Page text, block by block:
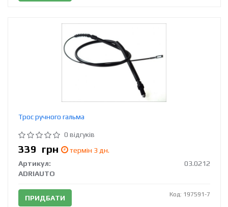
Трос ручного гальма
0 відгуків
339 грн
термін 3 дн.
Артикул:
03.0212
ADRIAUTO
ПРИДБАТИ Код: 197591-7